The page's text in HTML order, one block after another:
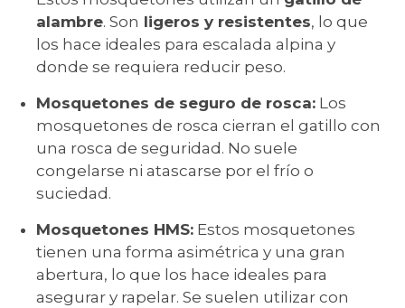
alambre. Son ligeros y resistentes, lo que
los hace ideales para escalada alpina y
donde se requiera reducir peso.
Mosquetones de seguro de rosca: Los
mosquetones de rosca cierran el gatillo con
una rosca de seguridad. No suele
congelarse ni atascarse por el frío o
suciedad.
Mosquetones HMS: Estos mosquetones
tienen una forma asimétrica y una gran
abertura, lo que los hace ideales para
asegurar y rapelar. Se suelen utilizar con